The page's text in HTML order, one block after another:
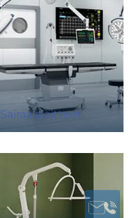
Sairaalalaitteet